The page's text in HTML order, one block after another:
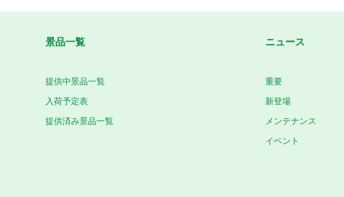
景品一覧
提供中景品一覧
入荷予定表
提供済み景品一覧
ニュース
重要
新登場
メンテナンス
イベント